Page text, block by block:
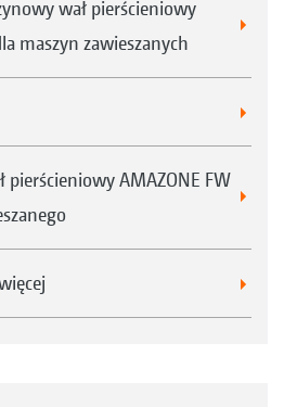
330 mm
wał pierścieniowy
maszyn zawieszanych
pierścieniowy AMAZONE FW